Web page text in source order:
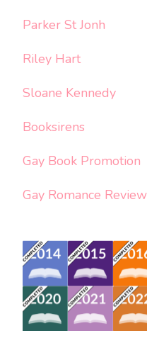
Parker St Jonh
Riley Hart
Sloane Kennedy
Booksirens
Gay Book Promotion
Gay Romance